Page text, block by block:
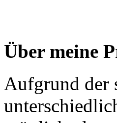
Über meine
Aufgrund der